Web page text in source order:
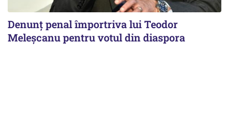
Denunț penal împortriva lui Teodor
Meleșcanu pentru votul din diaspora